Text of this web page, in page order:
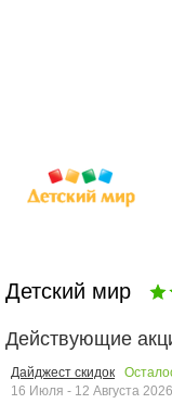
Детский мир
Действующие
Дайджест скидок
16 Июля - 12 Августа 2026